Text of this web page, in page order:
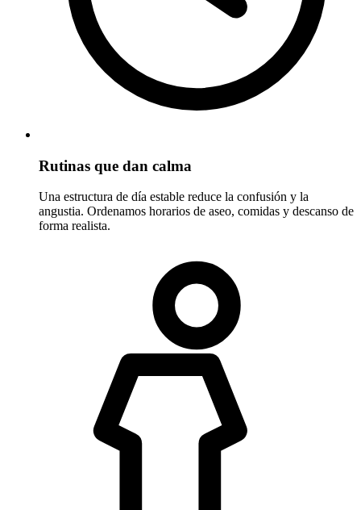
Rutinas que dan calma
Una estructura de día estable reduce la confusión y la
angustia. Ordenamos horarios de aseo, comidas y descanso de
forma realista.